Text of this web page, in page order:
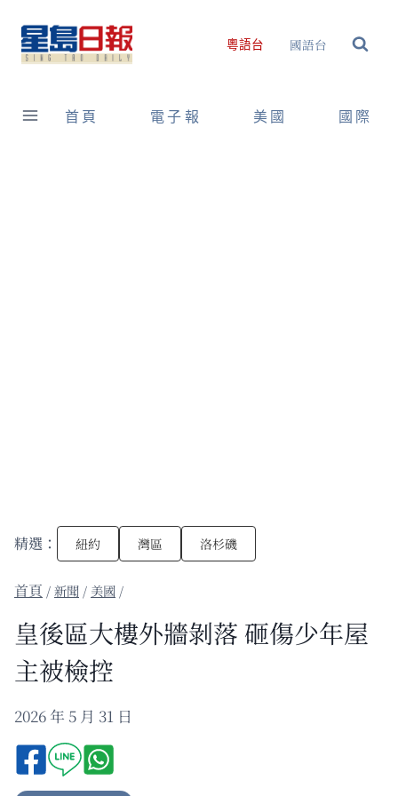
content
粵語台 國語台
首頁 電子報 美國 國際
精選： 紐約 灣區 洛杉磯
/新聞 / 美國 /
皇後區大樓外牆剝落 砸傷少年屋
主被檢控
2026 年 5 月 31 日